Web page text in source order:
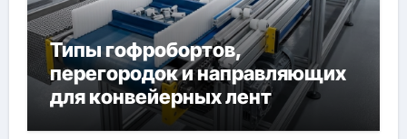
Типы гофробортов,
перегородок и направляющих
для конвейерных лент